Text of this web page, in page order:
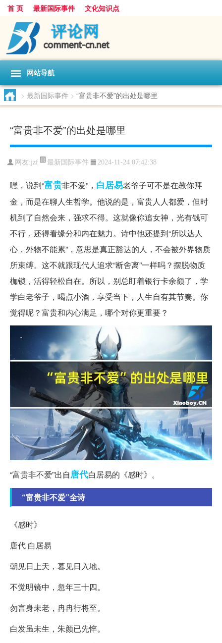
首 页 最新国际事件 文化知识点
网站导航
> 最新国际事件 > “富贵非不爱”的出处是哪里
“富贵非不爱”的出处是哪里
网友:jzf 最新国际事件 2024-11-24 07:42:38
嘿，说到“富贵非不爱”， 白居易老爷子可不是在教你拜
金，而是在聊人生哲学。他说的是，富贵人人都爱，但时
机到了自然会来，强求不得。这就像你追女神，光有钱可
不行，还得看缘分和内在魅力。诗中他还提到“所以达人
心，外物不能累”，意思是真正豁达的人，不会被外界物质
所束缚。这不就跟现代人追求“断舍离”一样吗？摆脱物质
枷锁，活得轻松自在。所以，别总盯着银行卡余额了，学
学白老爷子，喝点小酒，享受当下，人生自有其节奏。你
觉得呢？富贵和内心满足，哪个对你更重要？
“富贵非不爱”出自唐代白居易的《感时》。
“富贵非不爱”全诗
《感时》
唐代 白居易
朝见日上天，暮见日入地。
不觉明镜中，忽年三十四。
勿言身未老，冉冉行将至。
白发虽未生，朱颜已先悴。